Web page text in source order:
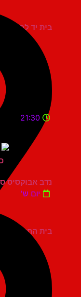
בית יד לבנים אשדוד
בית החייל תל אביב
21:30
נדב אבוקסיס סטנדאפ
יום ש'